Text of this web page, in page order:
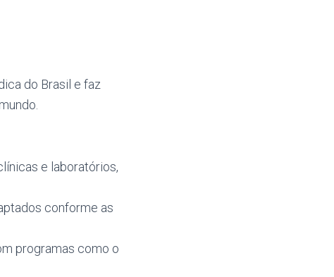
do Brasil e faz
e laboratórios,
conforme as
programas como o